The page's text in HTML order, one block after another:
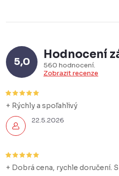
5,0
Hodnocení
560 hodnocení
Zobrazit recenze
22.5.2026
+ Rýchly a spoľahlivý
+ Dobrá cena, rychle doručení.